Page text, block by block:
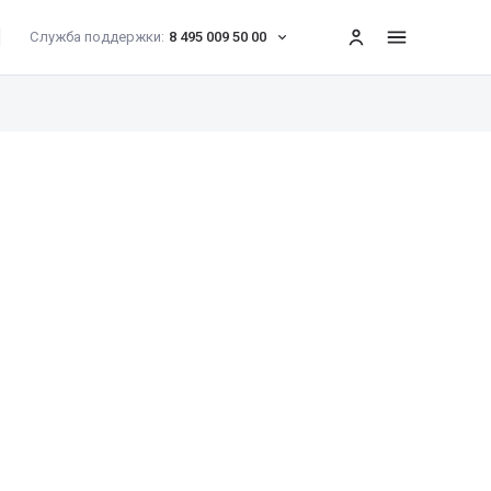
Служба поддержки: 8 495 009 50 00 меню